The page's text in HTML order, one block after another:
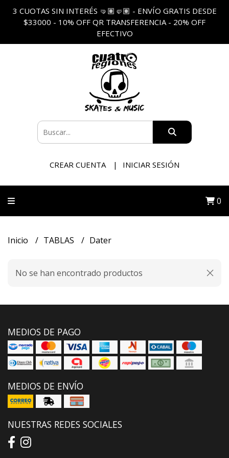
3 CUOTAS SIN INTERÉS 🤜🏽🤛🏽 - ENVÍO GRATIS DESDE
$33000 - 10% OFF QR TRANSFERENCIA - 20% OFF
EFECTIVO
CREAR CUENTA INICIAR SESIÓN
0
Inicio TABLAS Dater
No se han encontrado productos
MEDIOS DE PAGO
MEDIOS DE ENVÍO
NUESTRAS REDES SOCIALES